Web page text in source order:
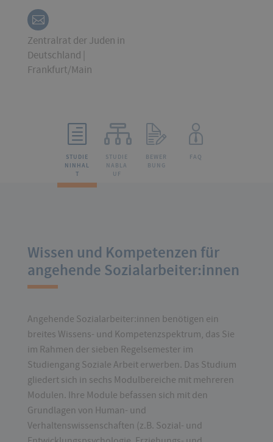
Zentralrat der Juden in
Deutschland |
Frankfurt/Main
STUDIE
NINHAL
T
STUDIE
NABLA
UF
BEWER
BUNG
FAQ
Wissen und Kompetenzen für
angehende Sozialarbeiter:innen
Angehende Sozialarbeiter:innen benötigen ein
breites Wissens- und Kompetenzspektrum, das Sie
im Rahmen der sieben Regelsemester im
Studiengang Soziale Arbeit erwerben. Das Studium
gliedert sich in sechs Modulbereiche mit mehreren
Modulen. Ihre Module befassen sich mit den
Grundlagen von Human- und
Verhaltenswissenschaften (z.B. Sozial- und